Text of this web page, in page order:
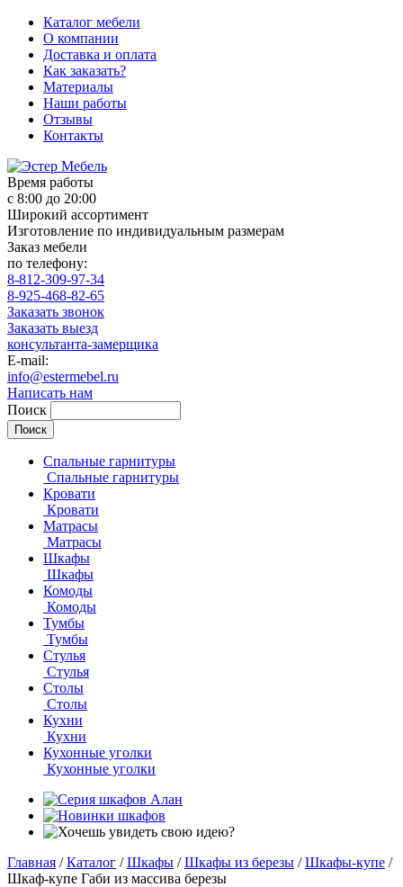
Каталог мебели
О компании
Доставка и оплата
Как заказать?
Материалы
Наши работы
Отзывы
Контакты
Время работы
с 8:00 до 20:00
Широкий ассортимент
Изготовление по индивидуальным размерам
Заказ мебели
по телефону:
8-812-309-97-34
8-925-468-82-65
Заказать звонок
Заказать выезд
консультанта-замерщика
E-mail:
info@estermebel.ru
Написать нам
Поиск
Спальные гарнитуры
Спальные гарнитуры
Кровати
Кровати
Матрасы
Матрасы
Шкафы
Шкафы
Комоды
Комоды
Тумбы
Тумбы
Стулья
Стулья
Столы
Столы
Кухни
Кухни
Кухонные уголки
Кухонные уголки
Главная / Каталог / Шкафы / Шкафы из березы / Шкафы-купе /
Шкаф-купе Габи из массива березы